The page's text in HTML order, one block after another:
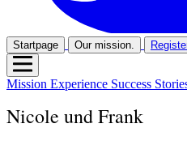
Startpage Our mission.
Mission Experience Success
Nicole und Frank